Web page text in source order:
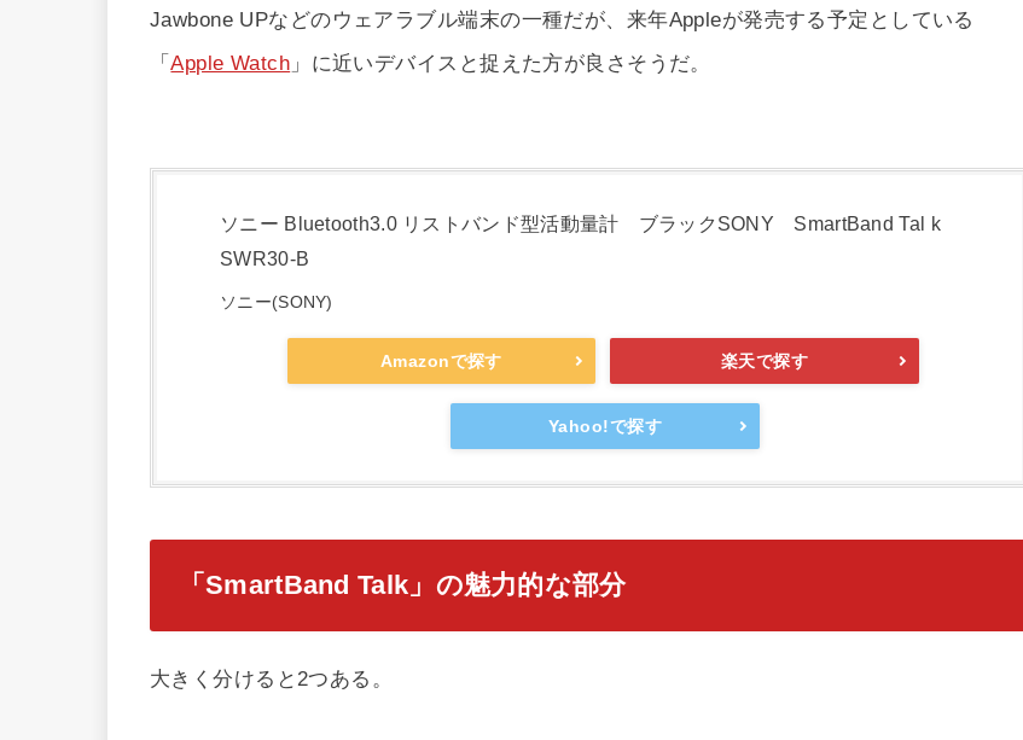
Jawbone UPなどのウェアラブル端末の一種だが、来年Appleが発売する予定としている
「Apple Watch 」に近いデバイスと捉えた方が良さそうだ。
ソニー Bluetooth3.0 リストバンド型活動量計 ブラックSONY SmartBand Tal k
SWR30-B
ソニー(SONY)
Amazonで探す 楽天で探す
Yahoo!で探す
「SmartBand Talk」の魅力的な部分
大きく分けると2つある。